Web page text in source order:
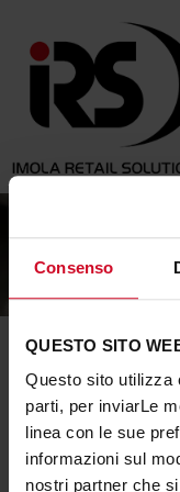
Consenso
QUESTO SITO
Questo sito utilizza
parti, per inviarLe
linea con le sue
informazioni sul
nostri partner che
Condizioni
Scarica il
Imola Retail Solutions
CONDIZIONI DI